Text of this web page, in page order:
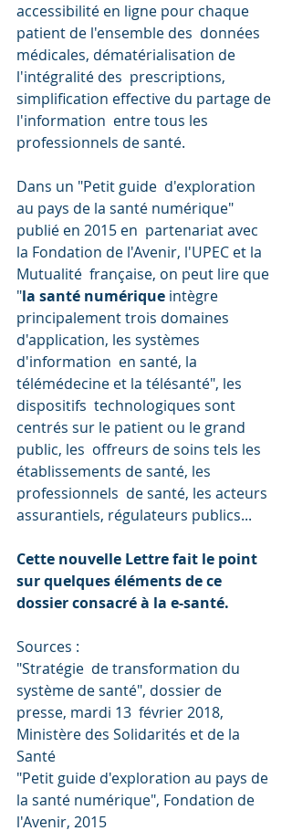
accessibilité en ligne pour chaque
patient de l'ensemble des  données
médicales, dématérialisation de
l'intégralité des  prescriptions,
simplification effective du partage de
l'information  entre tous les
professionnels de santé.
Dans un "Petit guide  d'exploration
au pays de la santé numérique"
publié en 2015 en  partenariat avec
la Fondation de l'Avenir, l'UPEC et la
Mutualité  française, on peut lire que
"la santé numérique intègre
principalement trois domaines
d'application, les systèmes
d'information  en santé, la
télémédecine et la télésanté", les
dispositifs  technologiques sont
centrés sur le patient ou le grand
public, les  offreurs de soins tels les
établissements de santé, les
professionnels  de santé, les acteurs
assurantiels, régulateurs publics...
Cette nouvelle Lettre fait le point
sur quelques éléments de ce
dossier consacré à la e-santé.
Sources :
"Stratégie  de transformation du
système de santé", dossier de
presse, mardi 13  février 2018,
Ministère des Solidarités et de la
Santé
"Petit guide d'exploration au pays de
la santé numérique", Fondation de
l'Avenir, 2015